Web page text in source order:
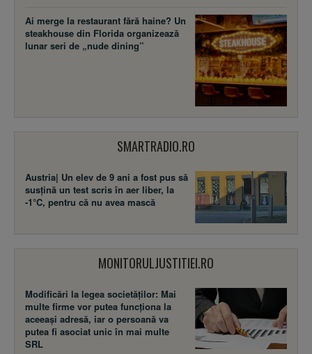
Ai merge la restaurant fără haine? Un
steakhouse din Florida organizează
lunar seri de „nude dining”
SMARTRADIO.RO
Austria| Un elev de 9 ani a fost pus să
susţină un test scris în aer liber, la
-1°C, pentru că nu avea mască
MONITORULJUSTITIEI.RO
Modificări la legea societăţilor: Mai
multe firme vor putea funcţiona la
aceeaşi adresă, iar o persoană va
putea fi asociat unic în mai multe
SRL